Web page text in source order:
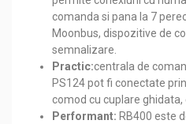
comanda si pana la 7
Moonbus, dispozitive de
semnalizare.
Practic:centrala de
PS124 pot fi conectate
comod cu cuplare ghidata,
Performant: RB400 este